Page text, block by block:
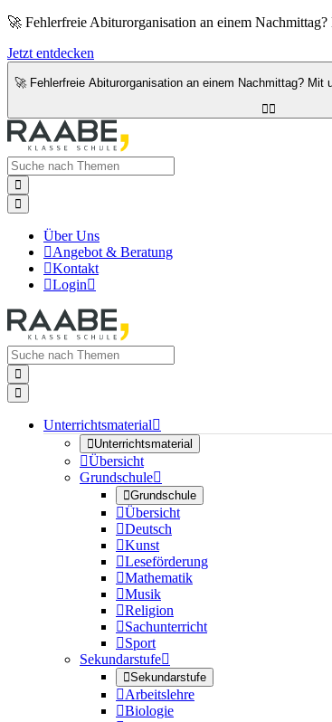
🚀 Fehlerfreie Abiturorganisation an einem
Jetzt entdecken
🚀 Fehlerfreie Abiturorganisation an einem Nachmittag? Mit



Über Uns
Angebot & Beratung
Kontakt
Login


Unterrichtsmaterial
Unterrichtsmaterial
Übersicht
Grundschule
Grundschule
Übersicht
Deutsch
Kunst
Leseförderung
Mathematik
Musik
Religion
Sachunterricht
Sport
Sekundarstufe
Sekundarstufe
Arbeitslehre
Biologie